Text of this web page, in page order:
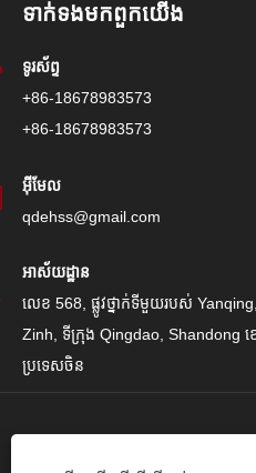
ទាក់ទង​មក​ពួក​យើង
ទូរស័ព្ទ
+86-18678983573
+86-18678983573
អ៊ីមែល
qdehss@gmail.com
អាស័យដ្ឋាន
លេខ 568, ផ្លូវថ្នាក់ទីមួយរបស់
Zinh, ទីក្រុង Qingdao, Shandong ខ
ប្រទេសចិន
រក្សាសិទ្ធិ© 2024 Qingdao Eihe